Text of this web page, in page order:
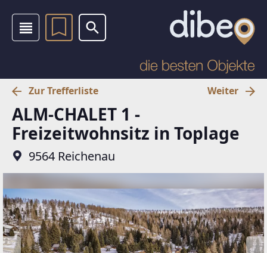
Zur Trefferliste Weiter
ALM-CHALET 1 -
Freizeitwohnsitz in Toplage
9564 Reichenau